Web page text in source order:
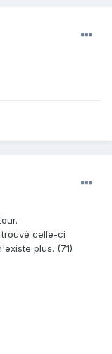
celle-ci
plus. (71)